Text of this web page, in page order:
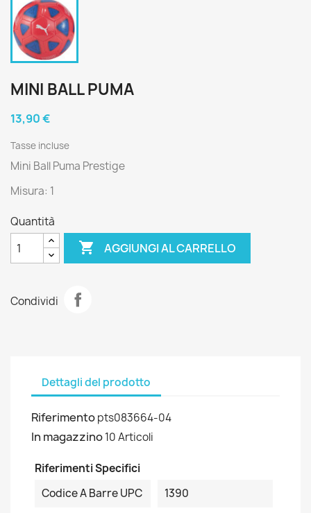
MINI BALL PUMA
13,90 €
Tasse incluse
Mini Ball Puma Prestige
Misura: 1
Quantità
 AGGIUNGI AL CARRELLO
Condividi
Dettagli del prodotto
Riferimentopts083664-04
In magazzino10 Articoli
Riferimenti Specifici
Codice A Barre UPC
1390